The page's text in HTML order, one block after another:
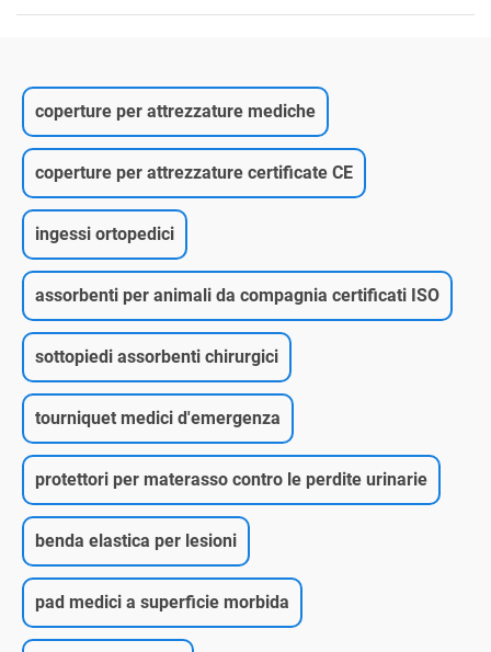
coperture per attrezzature mediche
coperture per attrezzature certificate CE
ingessi ortopedici
assorbenti per animali da compagnia certificati ISO
sottopiedi assorbenti chirurgici
tourniquet medici d'emergenza
protettori per materasso contro le perdite urinarie
benda elastica per lesioni
pad medici a superficie morbida